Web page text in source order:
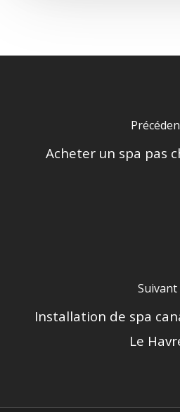
Acheter un spa pas
Suivant
Installation de spa
Le